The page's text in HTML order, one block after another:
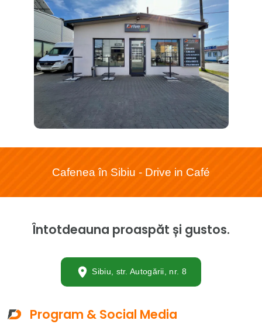
Cafenea în Sibiu - Drive in Café
Întotdeauna proaspăt și gustos.
Sibiu, str. Autogării, nr. 8
Program & Social Media